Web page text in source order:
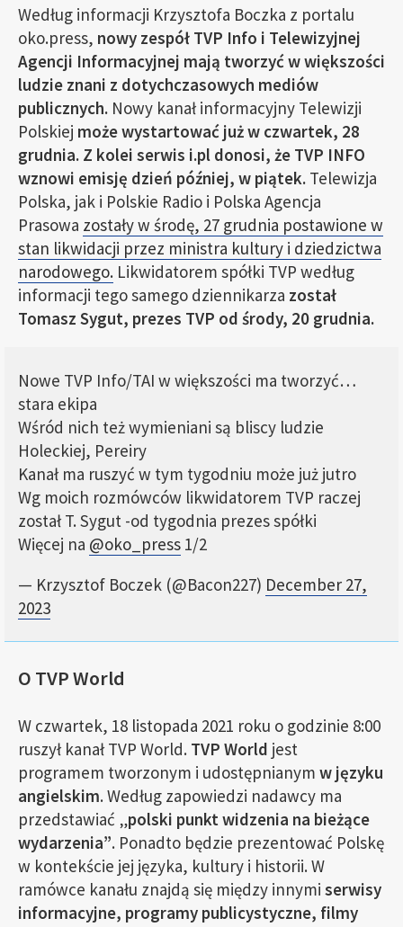
Według informacji Krzysztofa Boczka z portalu
oko.press, nowy zespół TVP Info i Telewizyjnej
Agencji Informacyjnej mają tworzyć w większości
ludzie znani z dotychczasowych mediów
publicznych. Nowy kanał informacyjny Telewizji
Polskiej może wystartować już w czwartek, 28
grudnia. Z kolei serwis i.pl donosi, że TVP INFO
wznowi emisję dzień później, w piątek. Telewizja
Polska, jak i Polskie Radio i Polska Agencja
Prasowa zostały w środę, 27 grudnia postawione w
stan likwidacji przez ministra kultury i dziedzictwa
narodowego. Likwidatorem spółki TVP według
informacji tego samego dziennikarza został
Tomasz Sygut, prezes TVP od środy, 20 grudnia.
Nowe TVP Info/TAI w większości ma tworzyć…
stara ekipa
Wśród nich też wymieniani są bliscy ludzie
Holeckiej, Pereiry
Kanał ma ruszyć w tym tygodniu może już jutro
Wg moich rozmówców likwidatorem TVP raczej
został T. Sygut -od tygodnia prezes spółki
Więcej na @oko_press 1/2
— Krzysztof Boczek (@Bacon227) December 27,
2023
O TVP World
W czwartek, 18 listopada 2021 roku o godzinie 8:00
ruszył kanał TVP World. TVP World jest
programem tworzonym i udostępnianym w języku
angielskim. Według zapowiedzi nadawcy ma
przedstawiać „polski punkt widzenia na bieżące
wydarzenia”. Ponadto będzie prezentować Polskę
w kontekście jej języka, kultury i historii. W
ramówce kanału znajdą się między innymi serwisy
informacyjne, programy publicystyczne, filmy